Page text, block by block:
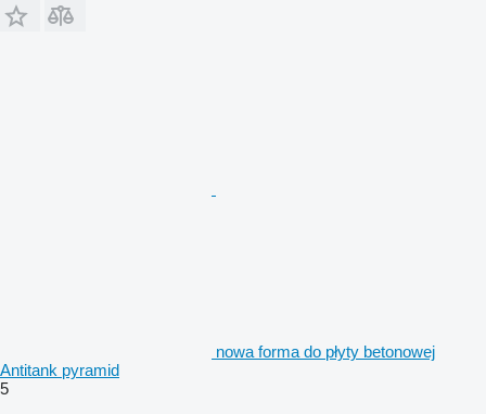
nowa forma do płyty betonowej
Antitank pyramid
5